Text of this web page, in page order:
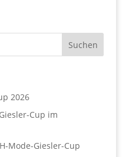
2026
Cup im
Mode-Giesler-Cup